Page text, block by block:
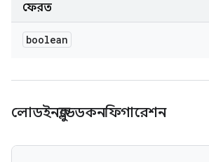
ফেরত
boolean
লোডইনক্লুডেডকনফিগারেশন